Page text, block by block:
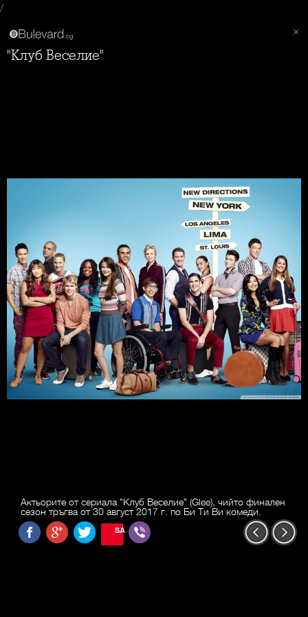
/
"Клуб Веселие"
Актьорите от сериала "Клуб Веселие" (Glee), чийто финален
сезон тръгва от 30 август 2017 г. по Би Ти Ви комеди.
SAVE